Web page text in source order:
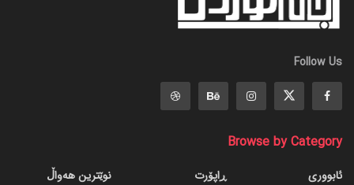
Follow Us
Browse by Category
ئابووری
ڕاپۆرت
نوێترین هەواڵ